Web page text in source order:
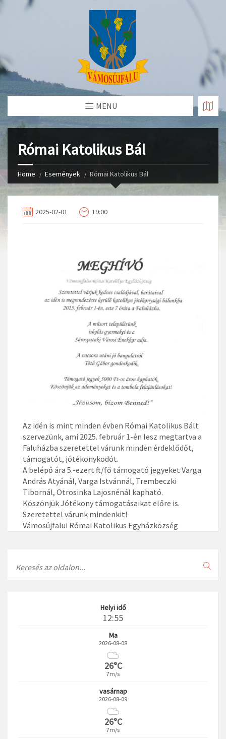
Skip
MENU
Római Katolikus Bál
Home Események Római Katolikus Bál
2025-02-01 19:00
Az idén is mint minden évben Római Katolikus Bált
szervezünk, ami 2025. február 1-én lesz megtartva a
Faluházba szeretettel várunk minden érdeklődőt,
támogatót, jótékonykodót.
A belépő ára 5.-ezert ft/fő támogató jegyeket Varga
András Atyánál, Varga Istvánnál, Trembeczki
Tibornál, Otrosinka Lajosnénál kapható.
Köszönjük Jótékony támogatásaikat előre is.
Szeretettel várunk mindenkit!
Vámosújfalui Római Katolikus Egyházközség
Helyi idő
12:55
Ma
2026-08-08
26°C
7m/s
vasárnap
2026-08-09
26°C
7m/s